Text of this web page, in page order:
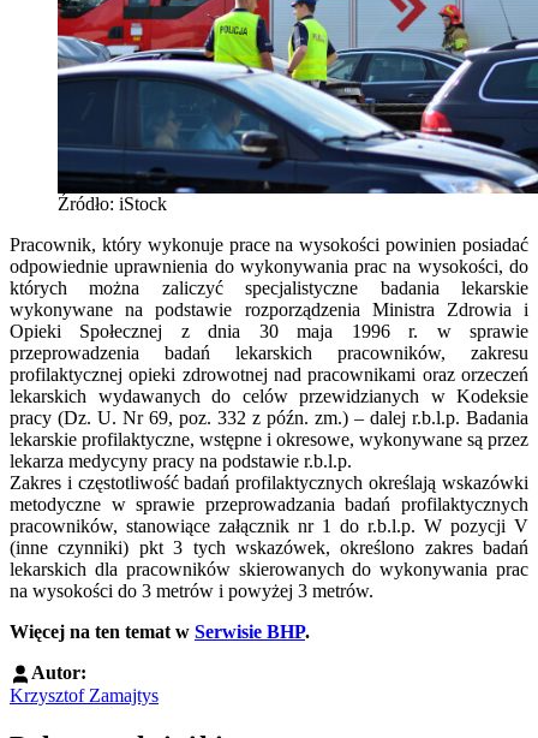
Źródło: iStock
Pracownik, który wykonuje prace na wysokości powinien posiadać
odpowiednie uprawnienia do wykonywania prac na wysokości, do
których można zaliczyć specjalistyczne badania lekarskie
wykonywane na podstawie rozporządzenia Ministra Zdrowia i
Opieki Społecznej z dnia 30 maja 1996 r. w sprawie
przeprowadzenia badań lekarskich pracowników, zakresu
profilaktycznej opieki zdrowotnej nad pracownikami oraz orzeczeń
lekarskich wydawanych do celów przewidzianych w Kodeksie
pracy (Dz. U. Nr 69, poz. 332 z późn. zm.) – dalej r.b.l.p. Badania
lekarskie profilaktyczne, wstępne i okresowe, wykonywane są przez
lekarza medycyny pracy na podstawie r.b.l.p.
Zakres i częstotliwość badań profilaktycznych określają wskazówki
metodyczne w sprawie przeprowadzania badań profilaktycznych
pracowników, stanowiące załącznik nr 1 do r.b.l.p. W pozycji V
(inne czynniki) pkt 3 tych wskazówek, określono zakres badań
lekarskich dla pracowników skierowanych do wykonywania prac
na wysokości do 3 metrów i powyżej 3 metrów.
Więcej na ten temat w Serwisie BHP.
Autor:
Krzysztof Zamajtys